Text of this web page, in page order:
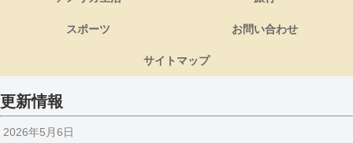
スポーツ お問い合わせ
サイトマップ
更新情報
2026年5月6日